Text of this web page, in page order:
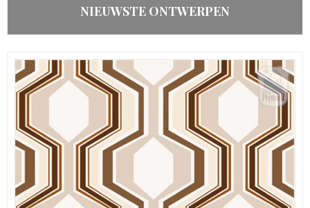
NIEUWSTE ONTWERPEN